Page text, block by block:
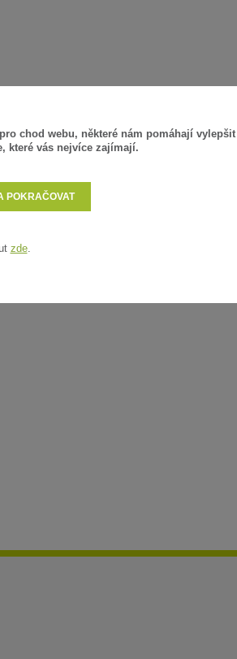
chod webu, některé nám pomáhají vylepšit
které vás nejvíce zajímají.
POKRAČOVAT
zde.